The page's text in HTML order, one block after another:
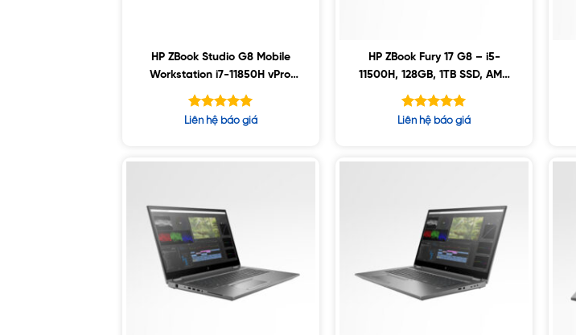
HP ZBook Studio G8 Mobile
Workstation i7-11850H vPro,
32GB, 512GB SSD, Nvidia
T1200, 15.6 FHD
Được xếp
Liên hệ báo giá
HP ZBook Fury 17 G8 – i5-
11500H, 128GB, 1TB SSD, AMD
W6600M 8GB, 17.3″ UHD,
Win10
Được xếp
Liên hệ báo giá